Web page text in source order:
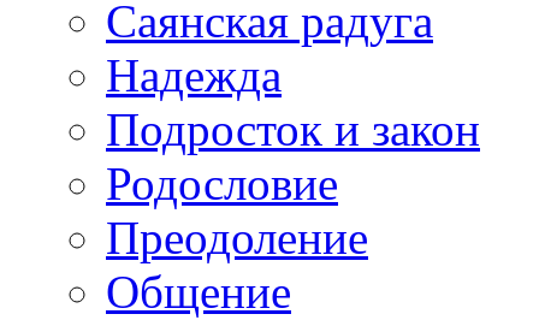
Саянская радуга
Надежда
Подросток и закон
Родословие
Преодоление
Общение